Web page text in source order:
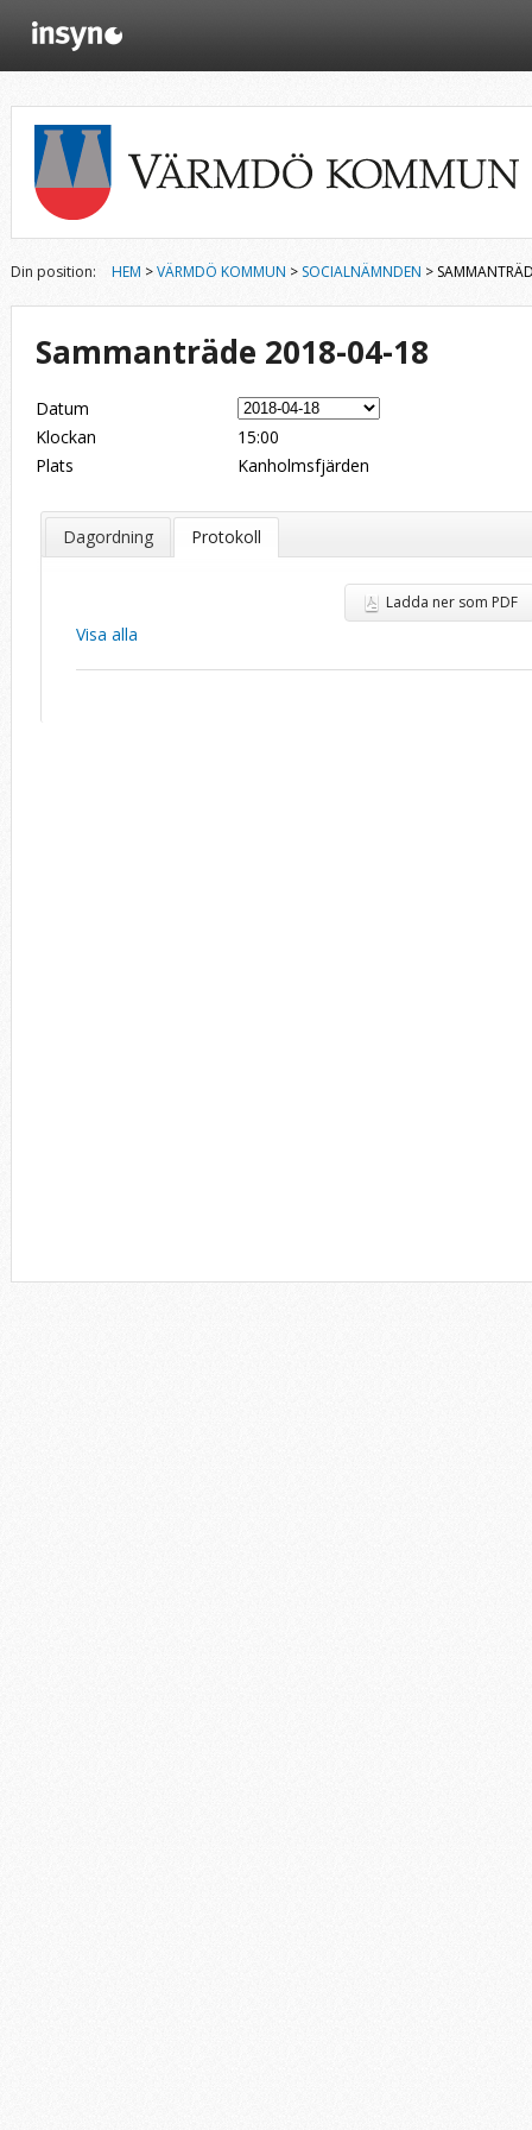
Din position: HEM >VÄRMDÖ KOMMUN > SOCIALNÄMNDEN >
Sammanträde 2018-04-18
Datum
Klockan
15:00
Plats
Kanholmsfjärden
Dagordning Protokoll
Ladda ner som PDF
Visa alla